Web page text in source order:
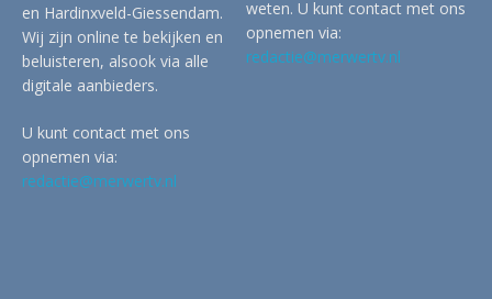
en Hardinxveld-Giessendam.
Wij zijn online te bekijken en
beluisteren, alsook via alle
digitale aanbieders.
U kunt contact met ons
opnemen via:
redactie@merwertv.nl
weten. U kunt contact met ons
opnemen via:
redactie@merwertv.nl